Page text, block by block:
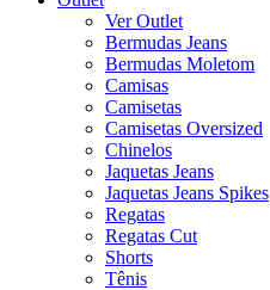
Ver Outlet
Bermudas Jeans
Bermudas Moletom
Camisas
Camisetas
Camisetas Oversized
Chinelos
Jaquetas Jeans
Jaquetas Jeans Spikes
Regatas
Regatas Cut
Shorts
Tênis